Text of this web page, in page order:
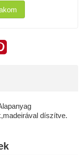
díszítve.